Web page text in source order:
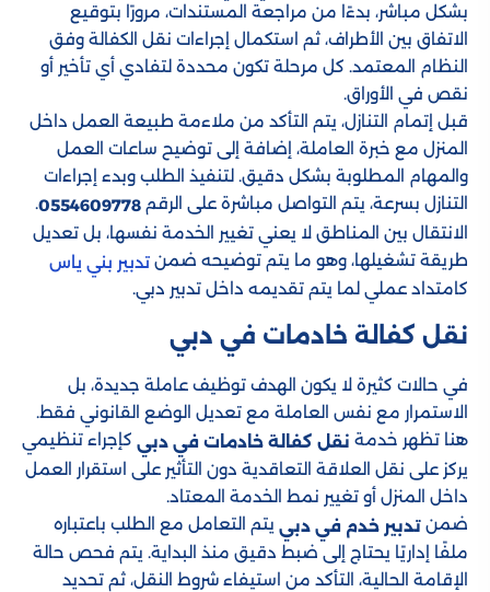
بشكل مباشر، بدءًا من مراجعة المستندات، مرورًا بتوقيع
الاتفاق بين الأطراف، ثم استكمال إجراءات نقل الكفالة وفق
النظام المعتمد. كل مرحلة تكون محددة لتفادي أي تأخير أو
نقص في الأوراق.
قبل إتمام التنازل، يتم التأكد من ملاءمة طبيعة العمل داخل
المنزل مع خبرة العاملة، إضافة إلى توضيح ساعات العمل
والمهام المطلوبة بشكل دقيق. لتنفيذ الطلب وبدء إجراءات
التنازل بسرعة، يتم التواصل مباشرة على الرقم 0554609778
.
الانتقال بين المناطق لا يعني تغيير الخدمة نفسها، بل تعديل
طريقة تشغيلها، وهو ما يتم توضيحه ضمن تدبير بني ياس
كامتداد عملي لما يتم تقديمه داخل تدبير دبي.
نقل كفالة خادمات​ في دبي
في حالات كثيرة لا يكون الهدف توظيف عاملة جديدة، بل
الاستمرار مع نفس العاملة مع تعديل الوضع القانوني فقط.
هنا تظهر خدمة نقل كفالة خادمات في دبي كإجراء تنظيمي
يركز على نقل العلاقة التعاقدية دون التأثير على استقرار العمل
داخل المنزل أو تغيير نمط الخدمة المعتاد.
ضمن تدبير خدم في دبي يتم التعامل مع الطلب باعتباره
ملفًا إداريًا يحتاج إلى ضبط دقيق منذ البداية. يتم فحص حالة
الإقامة الحالية، التأكد من استيفاء شروط النقل، ثم تحديد